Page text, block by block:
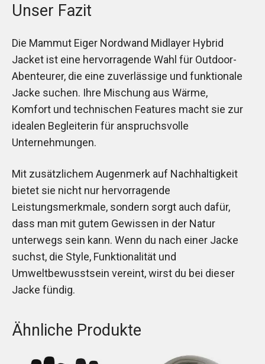
Unser Fazit
Die Mammut Eiger Nordwand Midlayer Hybrid
Jacket ist eine hervorragende Wahl für Outdoor-
Abenteurer, die eine zuverlässige und funktionale
Jacke suchen. Ihre Mischung aus Wärme,
Komfort und technischen Features macht sie zur
idealen Begleiterin für anspruchsvolle
Unternehmungen.
Mit zusätzlichem Augenmerk auf Nachhaltigkeit
bietet sie nicht nur hervorragende
Leistungsmerkmale, sondern sorgt auch dafür,
dass man mit gutem Gewissen in der Natur
unterwegs sein kann. Wenn du nach einer Jacke
suchst, die Style, Funktionalität und
Umweltbewusstsein vereint, wirst du bei dieser
Jacke fündig.
Ähnliche Produkte